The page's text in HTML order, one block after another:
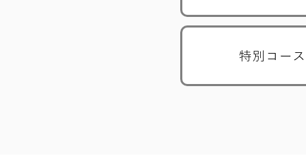
特別コース